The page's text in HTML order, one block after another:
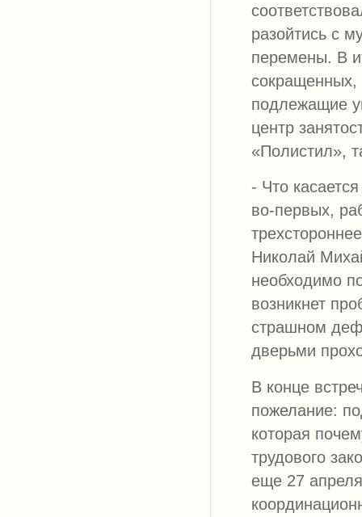
разойтись с
перемены. В
сокращенных,
подлежащие
центр
«Полистил»,
- Что
во-первых,
Николай
необходимо
возникнет
страшном
дверьми
В конце
пожелание:
которая
трудового
еще 27